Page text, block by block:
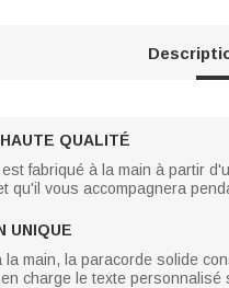
QUALITÉ
fabriqué à la main à partir
qu'il vous accompagnera
UNIQUE
main, la paracorde solide
charge le texte